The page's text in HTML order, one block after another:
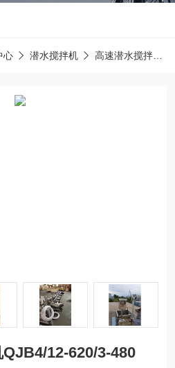
心 潜水搅拌机 高速潜水搅拌机
12-620/3-480